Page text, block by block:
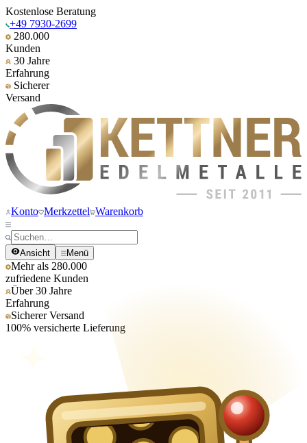
Kostenlose Beratung
+49 7930-2699
280.000
Kunden
30 Jahre
Erfahrung
Sicherer
Versand
Konto Merkzettel Warenkorb
Ansicht Menü
Mehr als 280.000
zufriedene Kunden
Über 30 Jahre
Erfahrung
Sicherer Versand
100% versicherte Lieferung